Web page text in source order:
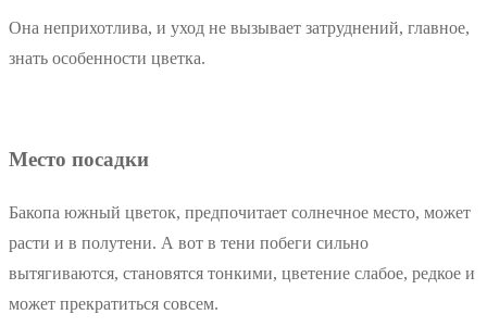
Она неприхотлива, и уход не вызывает затруднений, главное,
знать особенности цветка.
Место посадки
Бакопа южный цветок, предпочитает солнечное место, может
расти и в полутени. А вот в тени побеги сильно
вытягиваются, становятся тонкими, цветение слабое, редкое и
может прекратиться совсем.